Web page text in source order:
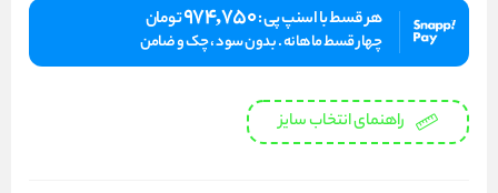
هر قسط با اسنپ پی :974,750تومان
چهار قسط ماهانه . بدون سود ، چک و ضامن
راهنمای انتخاب سایز